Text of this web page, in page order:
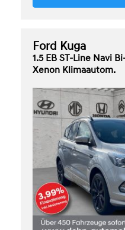
Ford Kuga
1.5 EB ST-Line Navi
Xenon Klimaautom.